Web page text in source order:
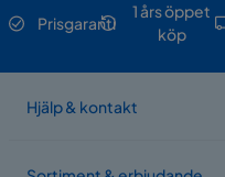
Prisgaranti
1 års öppet
köp
Hjälp & kontakt